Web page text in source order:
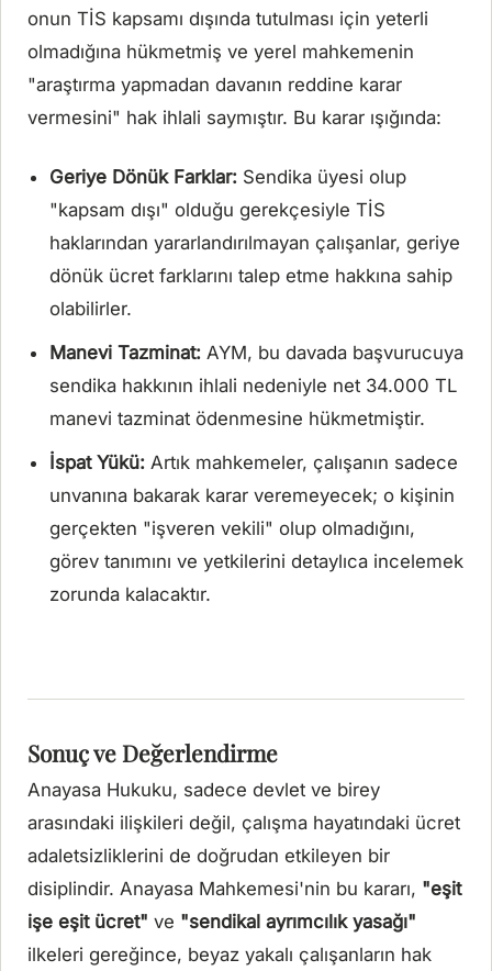
onun TİS kapsamı dışında tutulması için yeterli
olmadığına hükmetmiş ve yerel mahkemenin
"araştırma yapmadan davanın reddine karar
vermesini" hak ihlali saymıştır. Bu karar ışığında:
Geriye Dönük Farklar: Sendika üyesi olup
"kapsam dışı" olduğu gerekçesiyle TİS
haklarından yararlandırılmayan çalışanlar, geriye
dönük ücret farklarını talep etme hakkına sahip
olabilirler.
Manevi Tazminat: AYM, bu davada başvurucuya
sendika hakkının ihlali nedeniyle net 34.000 TL
manevi tazminat ödenmesine hükmetmiştir.
İspat Yükü: Artık mahkemeler, çalışanın sadece
unvanına bakarak karar veremeyecek; o kişinin
gerçekten "işveren vekili" olup olmadığını,
görev tanımını ve yetkilerini detaylıca incelemek
zorunda kalacaktır.
Sonuç ve Değerlendirme
Anayasa Hukuku, sadece devlet ve birey
arasındaki ilişkileri değil, çalışma hayatındaki ücret
adaletsizliklerini de doğrudan etkileyen bir
disiplindir. Anayasa Mahkemesi'nin bu kararı, "eşit
işe eşit ücret" ve "sendikal ayrımcılık yasağı"
ilkeleri gereğince, beyaz yakalı çalışanların hak